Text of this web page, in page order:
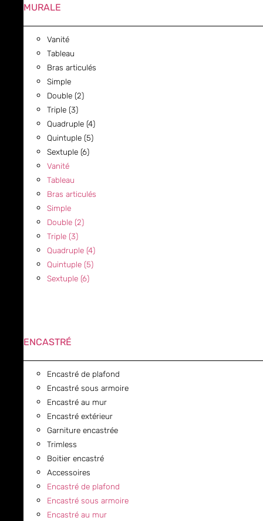
MURALE
Vanité
Tableau
Bras articulés
Simple
Double (2)
Triple (3)
Quadruple (4)
Quintuple (5)
Sextuple (6)
Vanité
Tableau
Bras articulés
Simple
Double (2)
Triple (3)
Quadruple (4)
Quintuple (5)
Sextuple (6)
ENCASTRÉ
Encastré de plafond
Encastré sous armoire
Encastré au mur
Encastré extérieur
Garniture encastrée
Trimless
Boitier encastré
Accessoires
Encastré de plafond
Encastré sous armoire
Encastré au mur